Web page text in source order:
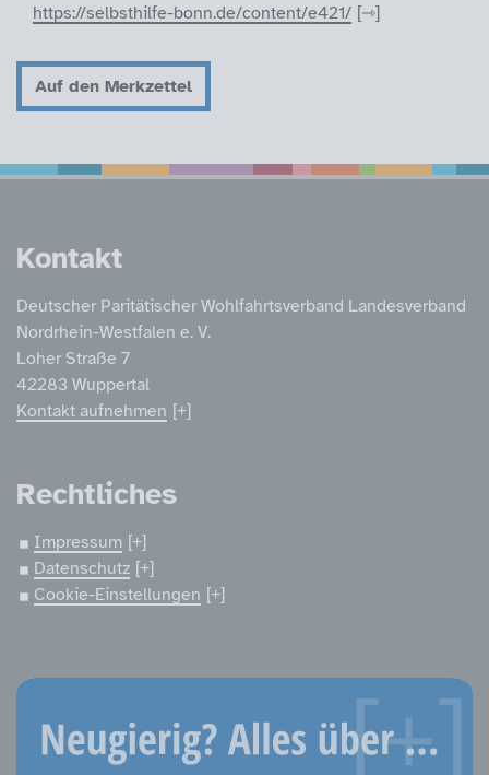
https://selbsthilfe-bonn.de/content/e421/
Auf den Merkzettel
Service
Kontakt
Deutscher Paritätischer Wohlfahrtsverband Landesverband
Nordrhein-Westfalen e. V.
Loher Straße 7
42283 Wuppertal
Kontakt aufnehmen
Rechtliches
Impressum
Datenschutz
Cookie-Einstellungen